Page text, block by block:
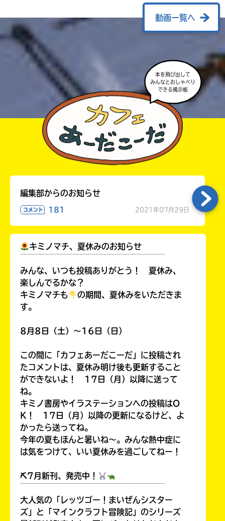
動画一覧へ
本を飛び出して
みんなとおしゃべり
できる掲示板
編集部からのお知らせ
コメント 181 2021年07月29日
キミノマチ、夏休みのお知らせ
みんな、いつも投稿ありがとう！ 夏休み、
楽しんでるかな？
キミノマチも
の期間、夏休みをいただきま
す。
8月8日（土）～16日（日）
この間に「カフェあーだこーだ」に投稿され
たコメントは、夏休み明け後も更新すること
ができないよ！ 17日（月）以降に送って
ね。
キミノ書房やイラステーションへの投稿はO
K！ 17日（月）以降の更新になるけど、よ
かったら送ってね。
今年の夏もほんと暑いね～。みんな熱中症に
は気をつけて、いい夏休みを過ごしてねー！
⛏7月新刊、発売中！
大人気の「レッツゴー！まいぜんシスター
ズ」と「マインクラフト冒険記」のシリーズ